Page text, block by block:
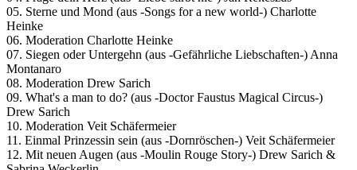
05. Sterne und Mond (aus -Songs for a new world-) Charlotte
Heinke
06. Moderation Charlotte Heinke
07. Siegen oder Untergehn (aus -Gefährliche Liebschaften-) Anna
Montanaro
08. Moderation Drew Sarich
09. What's a man to do? (aus -Doctor Faustus Magical Circus-)
Drew Sarich
10. Moderation Veit Schäfermeier
11. Einmal Prinzessin sein (aus -Dornröschen-) Veit Schäfermeier
12. Mit neuen Augen (aus -Moulin Rouge Story-) Drew Sarich &